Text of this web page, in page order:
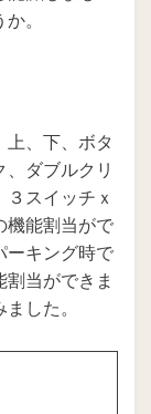
。
上、下、ボタ
ダブルクリ
スイッチｘ
機能割当がで
ーキング時で
当ができま
した。